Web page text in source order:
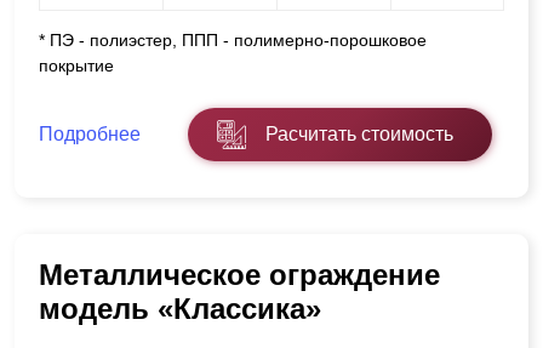
* ПЭ - полиэстер, ППП - полимерно-порошковое
покрытие
Подробнее Расчитать стоимость
Металлическое ограждение
модель «Классика»